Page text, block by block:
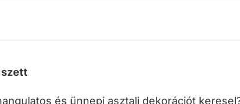
és ünnepi asztali dekorációt